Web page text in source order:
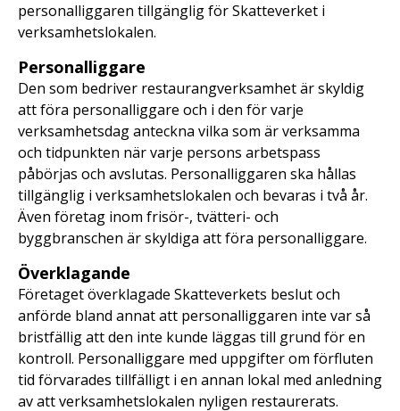
personalliggaren tillgänglig för Skatteverket i
verksamhetslokalen.
Personalliggare
Den som bedriver restaurangverksamhet är skyldig
att föra personalliggare och i den för varje
verksamhetsdag anteckna vilka som är verksamma
och tidpunkten när varje persons arbetspass
påbörjas och avslutas. Personalliggaren ska hållas
tillgänglig i verksamhetslokalen och bevaras i två år.
Även företag inom frisör-, tvätteri- och
byggbranschen är skyldiga att föra personalliggare.
Överklagande
Företaget överklagade Skatteverkets beslut och
anförde bland annat att personalliggaren inte var så
bristfällig att den inte kunde läggas till grund för en
kontroll. Personalliggare med uppgifter om förfluten
tid förvarades tillfälligt i en annan lokal med anledning
av att verksamhetslokalen nyligen restaurerats.